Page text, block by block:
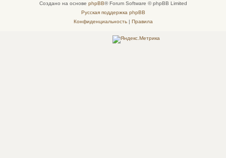
Создано на основе phpBB® Forum Software © phpBB Limited
Русская поддержка phpBB
Конфиденциальность| Правила